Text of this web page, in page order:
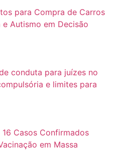
para Compra de Carros
Autismo em Decisão
conduta para juízes no
e limites para
Casos Confirmados
em Massa